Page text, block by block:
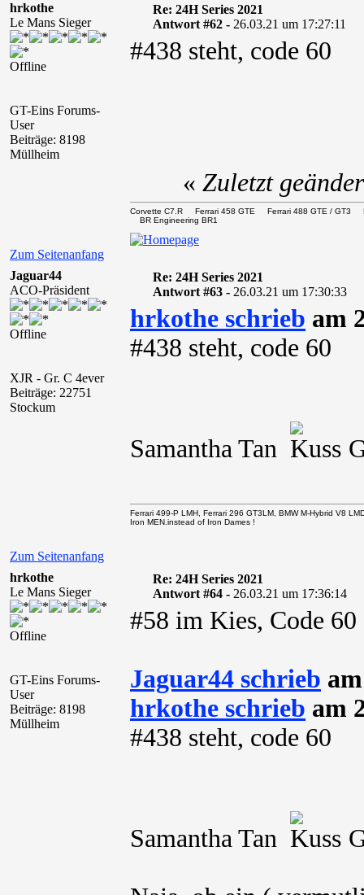
hrkothe
Le Mans Sieger
Offline
GT-Eins Forums-
User
Beiträge: 8198
Müllheim
Re: 24H Series 2021
Antwort #62 - 26.03.21 um 17:27:11
#438 steht, code 60
Zum Seitenanfang
« Zuletzt
Corvette C7.R Ferrari 458 GTE Ferrari 488 GTE /
BR Engineering BR1
Jaguar44
ACO-Präsident
Offline
XJR - Gr. C 4ever
Beiträge: 22751
Stockum
Re: 24H Series 2021
Antwort #63 - 26.03.21 um 17:30:33
hrkothe schrieb am
#438 steht, code 60
Samantha Tan
Zum Seitenanfang
Ferrari 499-P LMH, Ferrari 296 GT3LM, BMW M-Hybrid V8
Iron MEN.instead of Iron Dames !
hrkothe
Le Mans Sieger
Offline
GT-Eins Forums-
User
Beiträge: 8198
Müllheim
Re: 24H Series 2021
Antwort #64 - 26.03.21 um 17:36:14
#58 im Kies, Code 60
Jaguar44 schrieb
hrkothe schrieb am
#438 steht, code 60
Samantha Tan